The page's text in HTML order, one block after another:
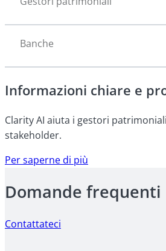
Banche
Informazioni chiare e
Clarity AI aiuta i gestori
stakeholder.
Per saperne di più
Domande frequenti
Contattateci